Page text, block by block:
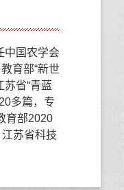
中国农学会
育部“新世
省“青蓝
多篇，专
育部2020
苏省科技